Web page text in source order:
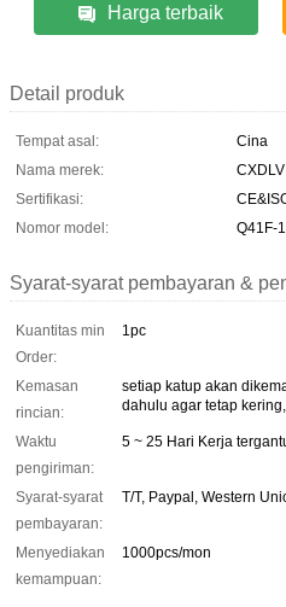
Harga terbaik
Detail produk
Tempat asal:
Cina
Nama merek:
CXDLV
Sertifikasi:
Nomor model:
Q41F-
Syarat-syarat pembayaran &
Kuantitas min
Order:
1pc
Kemasan
rincian:
setiap katup akan
dahulu agar tetap
Waktu
pengiriman:
5 ~ 25 Hari Kerja
Syarat-syarat
pembayaran:
T/T, Paypal, Western
Menyediakan
kemampuan:
1000pcs/mon